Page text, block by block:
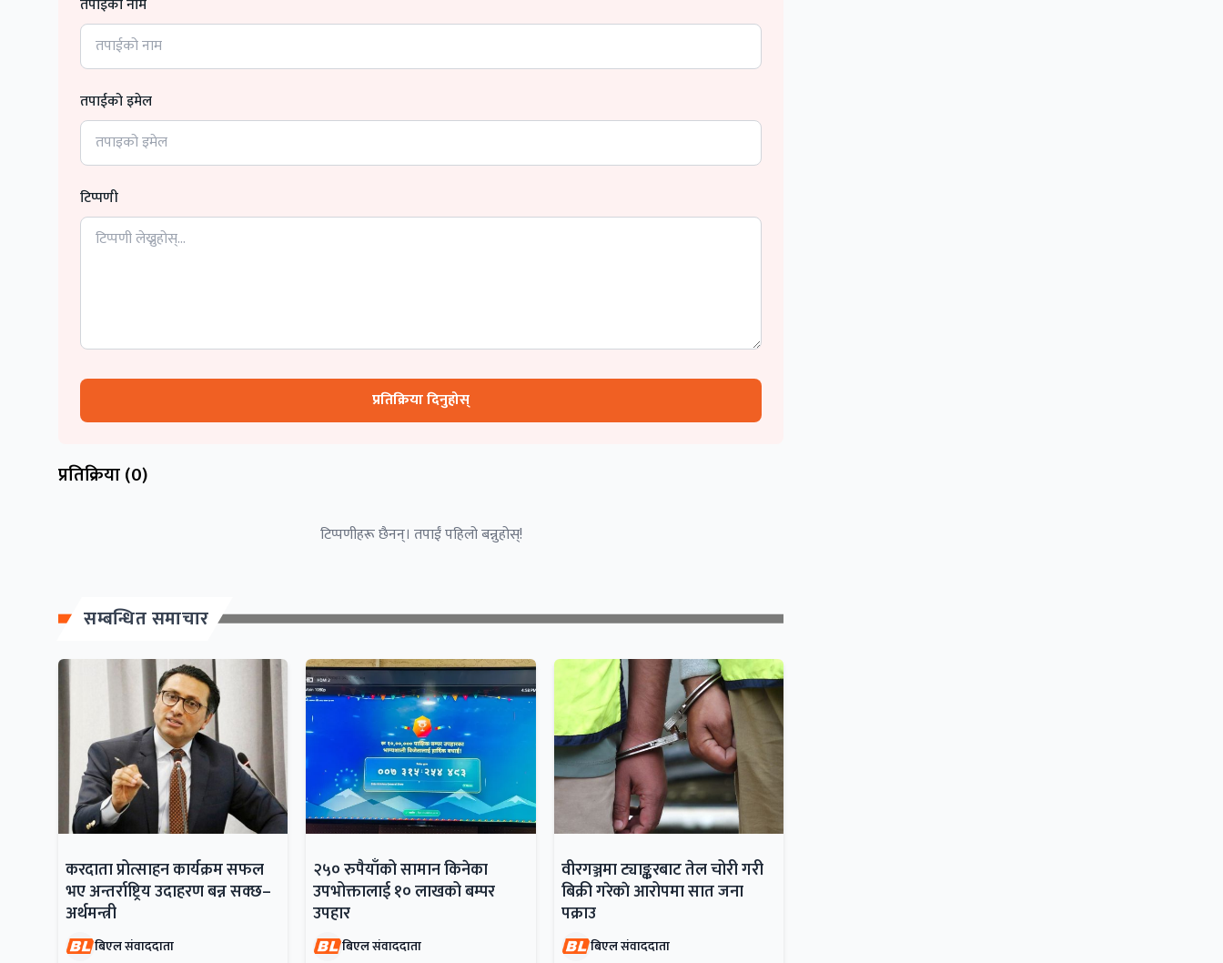
तपाईको इमेल
टिप्पणी
प्रतिक्रिया दिनुहोस्
प्रतिक्रिया (0)
टिप्पणीहरू छैनन्। तपाईं पहिलो बन्नुहोस्!
सम्बन्धित समाचार
करदाता प्रोत्साहन कार्यक्रम सफल
भए अन्तर्राष्ट्रिय उदाहरण बन्न सक्छ–
अर्थमन्त्री
बिएल संवाददाता
२५० रुपैयाँको सामान किनेका
उपभोक्तालाई १० लाखको बम्पर
उपहार
बिएल संवाददाता
वीरगञ्जमा ट्याङ्करबाट तेल चोरी गरी
बिक्री गरेकाे आरोपमा सात जना
पक्राउ
बिएल संवाददाता